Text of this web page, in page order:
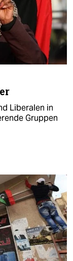
Liberalen in
Gruppen